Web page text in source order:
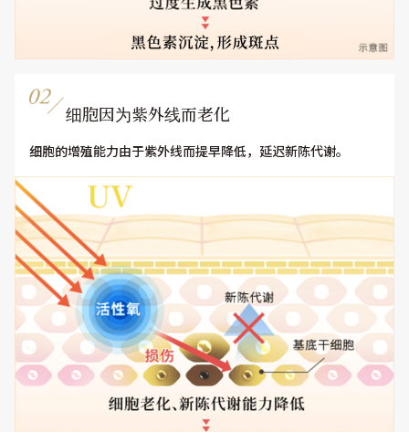
细胞因为紫外线而老化
细胞的增殖能力由于紫外线而提早降低，延迟新陈代谢。